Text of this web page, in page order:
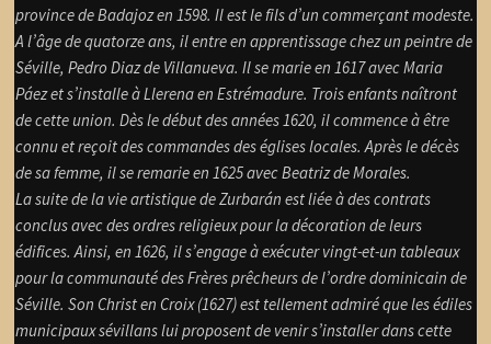
province de Badajoz en 1598. Il est le fils d’un commerçant modeste.
A l’âge de quatorze ans, il entre en apprentissage chez un peintre de
Séville, Pedro Diaz de Villanueva. Il se marie en 1617 avec Maria
Páez et s’installe à Llerena en Estrémadure. Trois enfants naîtront
de cette union. Dès le début des années 1620, il commence à être
connu et reçoit des commandes des églises locales. Après le décès
de sa femme, il se remarie en 1625 avec Beatriz de Morales.
La suite de la vie artistique de Zurbarán est liée à des contrats
conclus avec des ordres religieux pour la décoration de leurs
édifices. Ainsi, en 1626, il s’engage à exécuter vingt-et-un tableaux
pour la communauté des Frères prêcheurs de l’ordre dominicain de
Séville. Son Christ en Croix (1627) est tellement admiré que les édiles
municipaux sévillans lui proposent de venir s’installer dans cette